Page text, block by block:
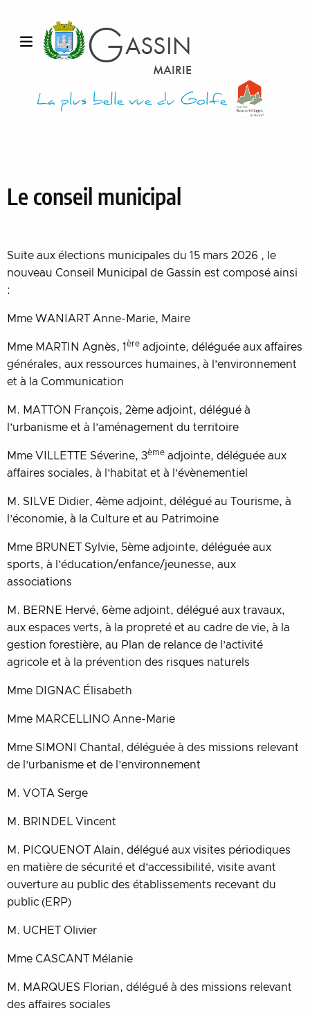
Ouvrir le menuGASSIN
MAIRIE
La plus belle vue du Golfe
Le conseil municipal
Suite aux élections municipales du 15 mars 2026 , le
nouveau Conseil Municipal de Gassin est composé ainsi
:
Mme WANIART Anne-Marie, Maire
Mme MARTIN Agnès, 1 ère adjointe, déléguée aux affaires
générales, aux ressources humaines, à l’environnement
et à la Communication
M. MATTON François, 2ème adjoint, délégué à
l’urbanisme et à l’aménagement du territoire
Mme VILLETTE Séverine, 3ème adjointe, déléguée aux
affaires sociales, à l’habitat et à l’évènementiel
M. SILVE Didier, 4ème adjoint, délégué au Tourisme, à
l’économie, à la Culture et au Patrimoine
Mme BRUNET Sylvie, 5ème adjointe, déléguée aux
sports, à l’éducation/enfance/jeunesse, aux
associations
M. BERNE Hervé, 6ème adjoint, délégué aux travaux,
aux espaces verts, à la propreté et au cadre de vie, à la
gestion forestière, au Plan de relance de l’activité
agricole et à la prévention des risques naturels
Mme DIGNAC Élisabeth
Mme MARCELLINO Anne-Marie
Mme SIMONI Chantal, déléguée à des missions relevant
de l’urbanisme et de l’environnement
M. VOTA Serge
M. BRINDEL Vincent
M. PICQUENOT Alain, délégué aux visites périodiques
en matière de sécurité et d’accessibilité, visite avant
ouverture au public des établissements recevant du
public (ERP)
M. UCHET Olivier
Mme CASCANT Mélanie
M. MARQUES Florian, délégué à des missions relevant
des affaires sociales